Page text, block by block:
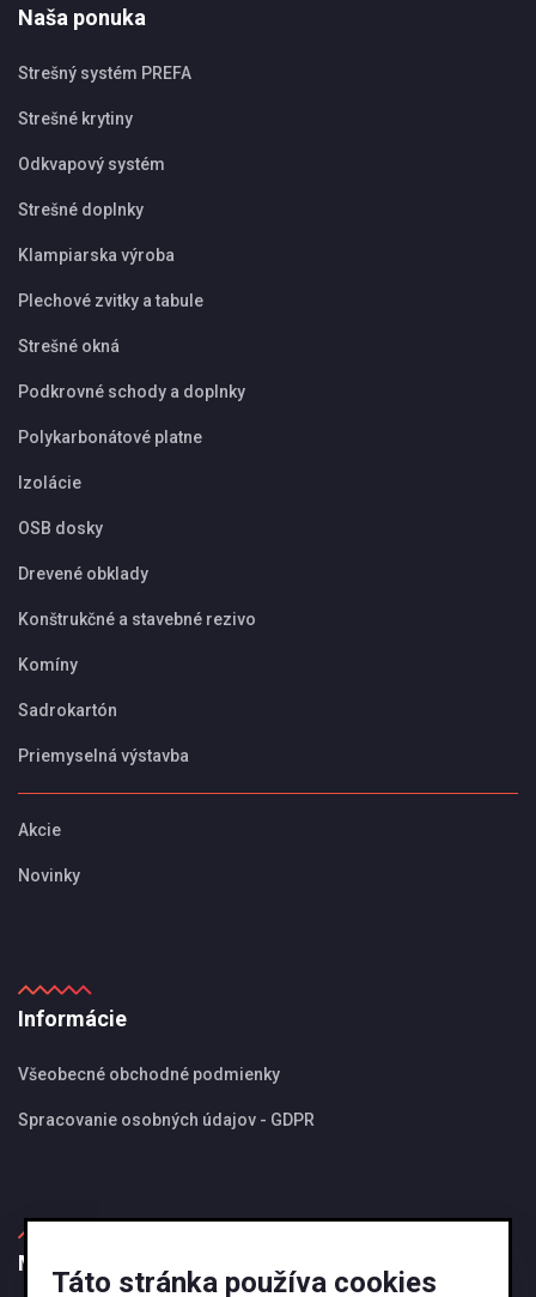
Naša ponuka
Strešný systém PREFA
Strešné krytiny
Odkvapový systém
Strešné doplnky
Klampiarska výroba
Plechové zvitky a tabule
Strešné okná
Podkrovné schody a doplnky
Polykarbonátové platne
Izolácie
OSB dosky
Drevené obklady
Konštrukčné a stavebné rezivo
Komíny
Sadrokartón
Priemyselná výstavba
Akcie
Novinky
Informácie
Všeobecné obchodné podmienky
Spracovanie osobných údajov - GDPR
MBS Magazín
Táto stránka používa cookies